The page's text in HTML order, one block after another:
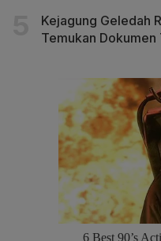
Kejagung Geledah
Temukan